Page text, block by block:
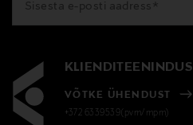
KLIENDITEENINDUS
VÕTKE ÜHENDUST
+372 6339539(pvm/mpm)